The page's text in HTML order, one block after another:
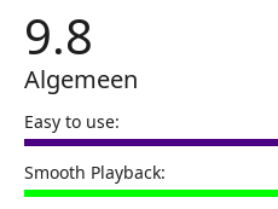
9.8
Algemeen
Easy to use:
Smooth Playback: